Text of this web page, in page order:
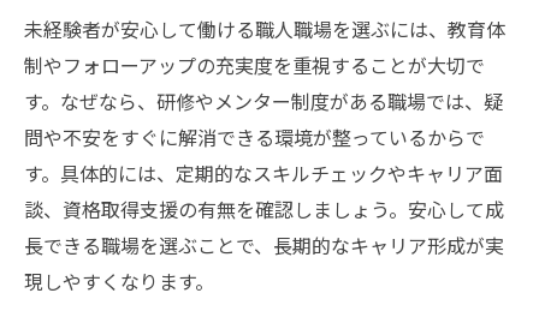
未経験者が安心して働ける職人職場を選ぶには、教育体
制やフォローアップの充実度を重視することが大切で
す。なぜなら、研修やメンター制度がある職場では、疑
問や不安をすぐに解消できる環境が整っているからで
す。具体的には、定期的なスキルチェックやキャリア面
談、資格取得支援の有無を確認しましょう。安心して成
長できる職場を選ぶことで、長期的なキャリア形成が実
現しやすくなります。